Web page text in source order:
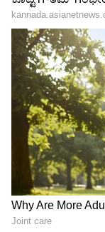
92ರ ಇಳಿ
ಮೊಮ್ಮಗನ
"ರಾಜಕೀಯ
ಕನಕೋತ್ಸವದಲ್ಲಿ
Shetty speech
ಶೇ.50 ರಿಂದ
ಟ್ರಂಪ್
Trade Deal |